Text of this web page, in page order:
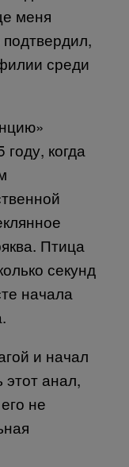
меня
среди
когда
Птица
секунд
начала
и начал
анал,
не